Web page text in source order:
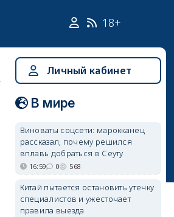
18+
Личный кабинет
В мире
Виноваты соцсети: марокканец
рассказал, почему решился
вплавь добраться в Сеуту
16:59 0 568
Китай пытается остановить утечку
специалистов и ужесточает
правила выезда